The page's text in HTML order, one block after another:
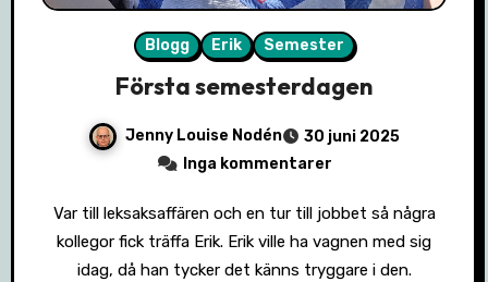
Blogg Erik Semester
Första semesterdagen
Jenny Louise Nodén
30 juni 2025
Inga kommentarer
Var till leksaksaffären och en tur till jobbet så några
kollegor fick träffa Erik. Erik ville ha vagnen med sig
idag, då han tycker det känns tryggare i den.